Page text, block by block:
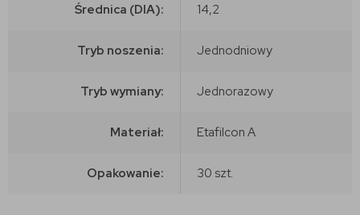
Średnica (DIA): 14,2
Tryb noszenia: Jednodniowy
Tryb wymiany: Jednorazowy
Materiał: Etafilcon A
Opakowanie: 30 szt.